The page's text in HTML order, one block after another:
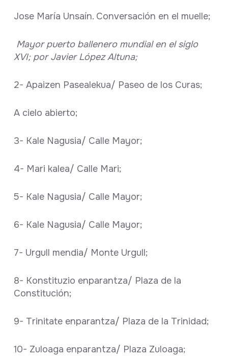
Jose María Unsaín. Conversación en el muelle;
Mayor puerto ballenero mundial en el siglo
XVI; por Javier López Altuna;
2- Apaizen Pasealekua/ Paseo de los Curas;
A cielo abierto;
3- Kale Nagusia/ Calle Mayor;
4- Mari kalea/ Calle Mari;
5- Kale Nagusia/ Calle Mayor;
6- Kale Nagusia/ Calle Mayor;
7- Urgull mendia/ Monte Urgull;
8- Konstituzio enparantza/ Plaza de la
Constitución;
9- Trinitate enparantza/ Plaza de la Trinidad;
10- Zuloaga enparantza/ Plaza Zuloaga;